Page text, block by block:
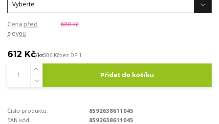
Cena před
slevou
680 Kč
612 Kč/ks506 Kčbez DPH
Přidat do košíku
Číslo produktu:
8592638611045
EAN kód:
8592638611045